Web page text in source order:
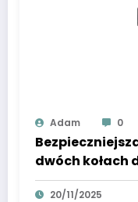
Adam 0
dwóch kołach
rozwiązaniom
20/11/2025